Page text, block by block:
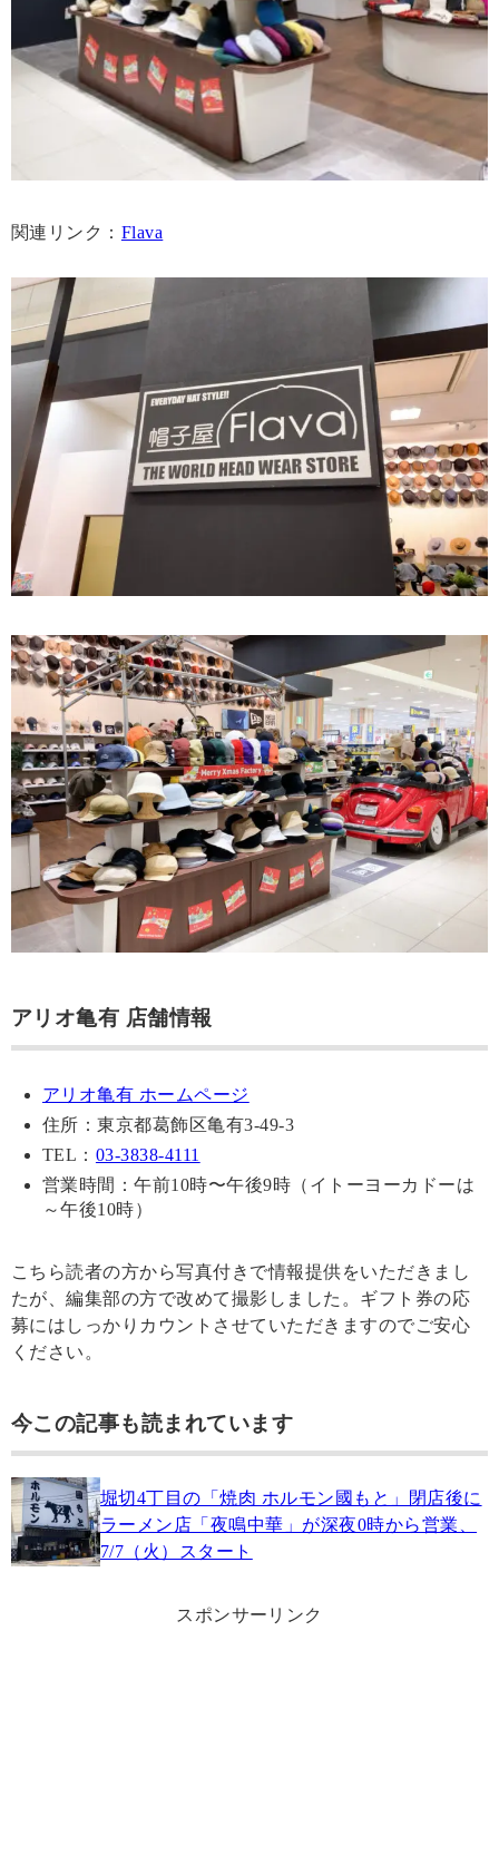
関連リンク： Flava
アリオ亀有 店舗情報
アリオ亀有 ホームページ
住所：東京都葛飾区亀有3-49-3
TEL： 03-3838-4111
営業時間：午前10時〜午後9時（イトーヨーカドーは
～午後10時）
こちら読者の方から写真付きで情報提供をいただきまし
たが、編集部の方で改めて撮影しました。ギフト券の応
募にはしっかりカウントさせていただきますのでご安心
ください。
今この記事も読まれています
堀切4丁目の「焼肉 ホルモン國もと」閉店後に
ラーメン店「夜鳴中華」が深夜0時から営業、
7/7（火）スタート
スポンサーリンク